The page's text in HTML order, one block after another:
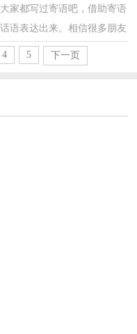
家都写过寄语吧，借助寄语
语表达出来。相信很多朋友
整理的关于...
4 5
下一页